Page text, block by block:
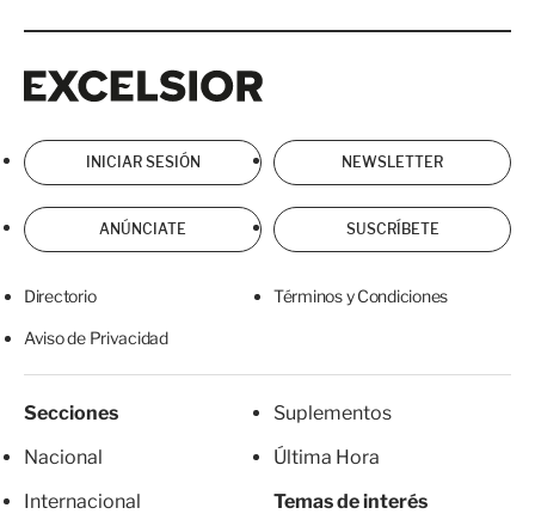
INICIAR SESIÓN NEWSLETTER
ANÚNCIATE SUSCRÍBETE
Directorio Términos y Condiciones
Aviso de Privacidad
Secciones
Nacional
Internacional
Suplementos
Última Hora
Temas de interés